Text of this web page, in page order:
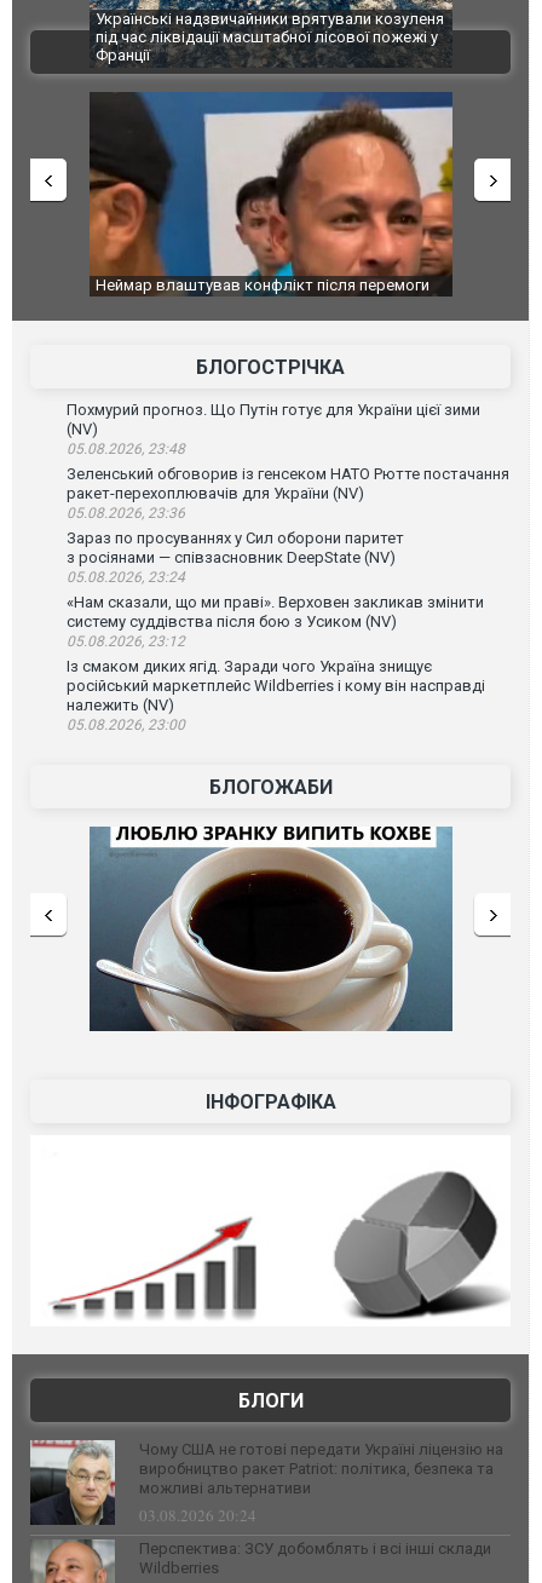
Українські надзвичайники врятували козуленя
під час ліквідації масштабної лісової пожежі у
Франції
СБУ за
Болгарії
ФОТО
ВІДЕО
Неймар влаштував конфлікт після перемоги
Мудрик
допінгової
БЛОГОСТРІЧКА
Похмурий прогноз. Що Путін готує для України цієї зими
(NV)
05.08.2026, 23:48
Зеленський обговорив із генсеком НАТО Рютте постачання
ракет-перехоплювачів для України (NV)
05.08.2026, 23:36
Зараз по просуваннях у Сил оборони паритет
з росіянами — співзасновник DeepState (NV)
05.08.2026, 23:24
«Нам сказали, що ми праві». Верховен закликав змінити
систему суддівства після бою з Усиком (NV)
05.08.2026, 23:12
Із смаком диких ягід. Заради чого Україна знищує
російський маркетплейс Wildberries і кому він насправді
належить (NV)
05.08.2026, 23:00
БЛОГОЖАБИ
ІНФОГРАФІКА
БЛОГИ
Чому США не готові передати Україні ліцензію на
виробництво ракет Patriot: політика, безпека та
можливі альтернативи
03.08.2026 20:24
Перспектива: ЗСУ добомблять і всі інші склади
Wildberries